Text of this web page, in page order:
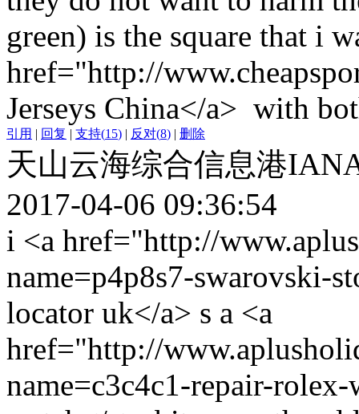
green) is the square that i
href="http://
Jerseys China</a> with
引用 | 回复 | 支持(15) | 反对(8) | 删除
天山云海综合信息港
2017-04-06 09:36:54
i <a href="http://
name=p4p8s7-swarovski-
locator uk</a> s a <a
href="http://
name=c3c4c1-repair-